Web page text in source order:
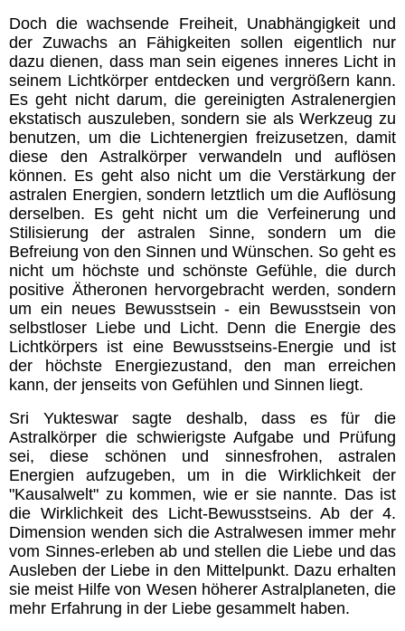
Doch die wachsende Freiheit, Unabhängigkeit und
der Zuwachs an Fähigkeiten sollen eigentlich nur
dazu dienen, dass man sein eigenes inneres Licht in
seinem Lichtkörper entdecken und vergrößern kann.
Es geht nicht darum, die gereinigten Astralenergien
ekstatisch auszuleben, sondern sie als Werkzeug zu
benutzen, um die Lichtenergien freizusetzen, damit
diese den Astralkörper verwandeln und auflösen
können. Es geht also nicht um die Verstärkung der
astralen Energien, sondern letztlich um die Auflösung
derselben. Es geht nicht um die Verfeinerung und
Stilisierung der astralen Sinne, sondern um die
Befreiung von den Sinnen und Wünschen. So geht es
nicht um höchste und schönste Gefühle, die durch
positive Ätheronen hervorgebracht werden, sondern
um ein neues Bewusstsein - ein Bewusstsein von
selbstloser Liebe und Licht. Denn die Energie des
Lichtkörpers ist eine Bewusstseins-Energie und ist
der höchste Energiezustand, den man erreichen
kann, der jenseits von Gefühlen und Sinnen liegt.
Sri Yukteswar sagte deshalb, dass es für die
Astralkörper die schwierigste Aufgabe und Prüfung
sei, diese schönen und sinnesfrohen, astralen
Energien aufzugeben, um in die Wirklichkeit der
"Kausalwelt" zu kommen, wie er sie nannte. Das ist
die Wirklichkeit des Licht-Bewusstseins. Ab der 4.
Dimension wenden sich die Astralwesen immer mehr
vom Sinnes-erleben ab und stellen die Liebe und das
Ausleben der Liebe in den Mittelpunkt. Dazu erhalten
sie meist Hilfe von Wesen höherer Astralplaneten, die
mehr Erfahrung in der Liebe gesammelt haben.